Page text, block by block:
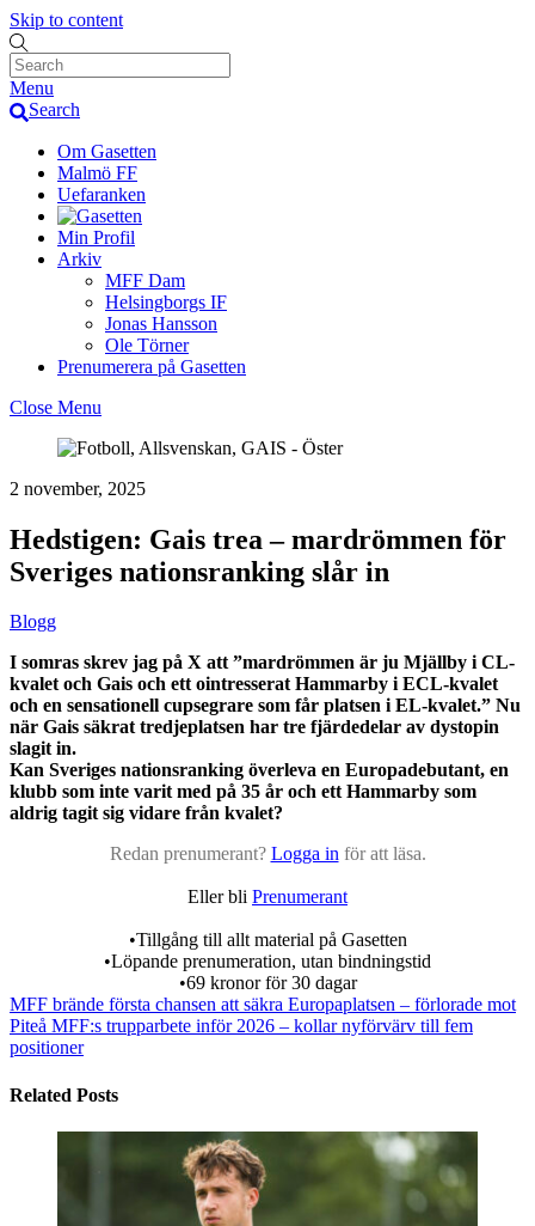
Skip to content
Menu
Search
Om Gasetten
Malmö FF
Uefaranken
Min Profil
Arkiv
MFF Dam
Helsingborgs IF
Jonas Hansson
Ole Törner
Prenumerera på Gasetten
Close Menu
2 november, 2025
Hedstigen: Gais trea – mardrömmen för
Sveriges nationsranking slår in
Blogg
I somras skrev jag på X att ”mardrömmen är ju Mjällby i CL-
kvalet och Gais och ett ointresserat Hammarby i ECL-kvalet
och en sensationell cupsegrare som får platsen i EL-kvalet.” Nu
när Gais säkrat tredjeplatsen har tre fjärdedelar av dystopin
slagit in.
Kan Sveriges nationsranking överleva en Europadebutant, en
klubb som inte varit med på 35 år och ett Hammarby som
aldrig tagit sig vidare från kvalet?
Redan prenumerant? Logga in för att läsa.
Eller bli Prenumerant
•Tillgång till allt material på Gasetten
•Löpande prenumeration, utan bindningstid
•69 kronor för 30 dagar
MFF brände första chansen att säkra Europaplatsen – förlorade mot
Piteå MFF:s trupparbete inför 2026 – kollar nyförvärv till fem
positioner
Related Posts